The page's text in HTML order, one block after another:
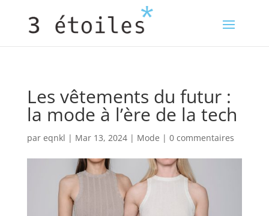
Les vêtements du futur :
la mode à l’ère de la tech
par eqnkl | Mar 13, 2024| Mode | 0 commentaires